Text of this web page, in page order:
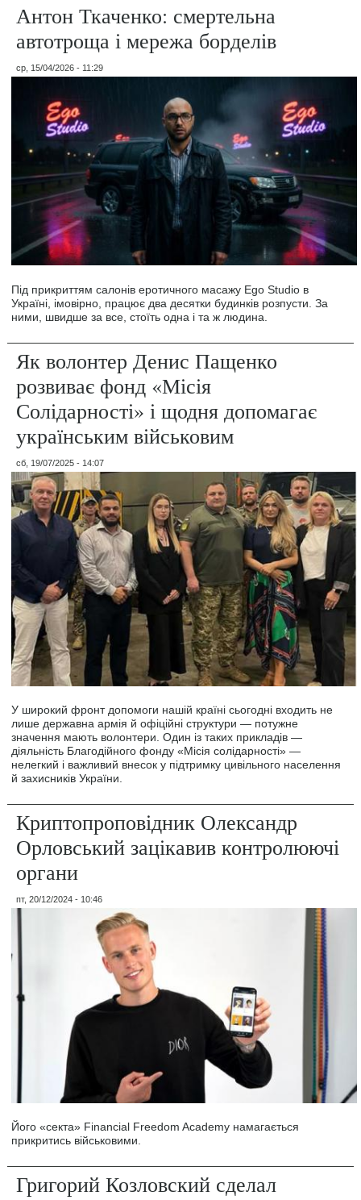
Антон Ткаченко: смертельна
автотроща і мережа борделів
ср, 15/04/2026 - 11:29
Під прикриттям салонів еротичного масажу Ego Studio в
Україні, імовірно, працює два десятки будинків розпусти. За
ними, швидше за все, стоїть одна і та ж людина.
Як волонтер Денис Пащенко
розвиває фонд «Місія
Солідарності» і щодня допомагає
українським військовим
сб, 19/07/2025 - 14:07
У широкий фронт допомоги нашій країні сьогодні входить не
лише державна армія й офіційні структури — потужне
значення мають волонтери. Один із таких прикладів —
діяльність Благодійного фонду «Місія солідарності» —
нелегкий і важливий внесок у підтримку цивільного населення
й захисників України.
Криптопроповідник Олександр
Орловський зацікавив контролюючі
органи
пт, 20/12/2024 - 10:46
Його «секта» Financial Freedom Academy намагається
прикритись військовими.
Григорий Козловский сделал